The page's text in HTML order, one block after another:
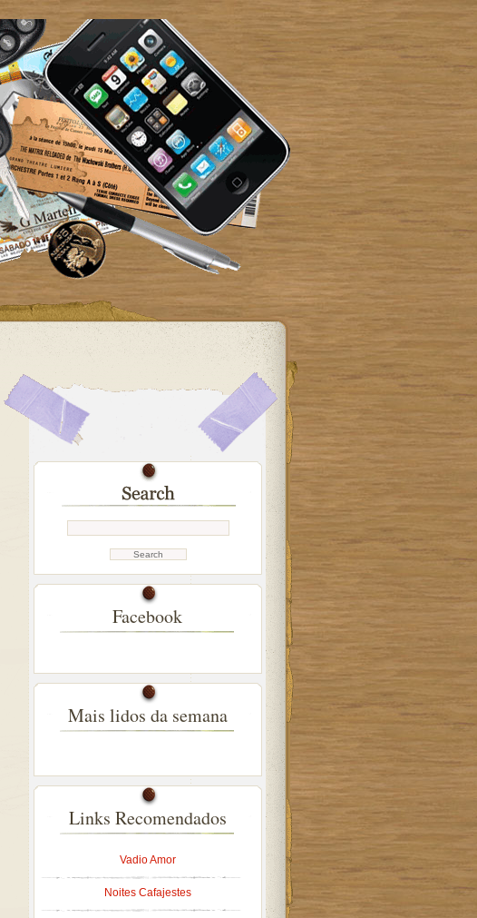
Facebook
Mais lidos da semana
Links Recomendados
Vadio Amor
Noites Cafajestes